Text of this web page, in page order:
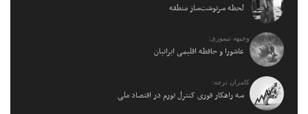
لحظه سرنوشت‌ساز منطقه
وجیهه تیموری:
عاشورا و حافظه اقلیمی ایرانیان
کامران نرجه:
سه راهکار فوری کنترل تورم در اقتصاد ملی